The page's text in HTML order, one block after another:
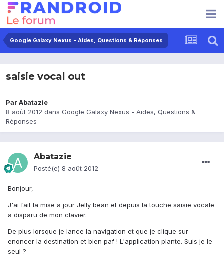
Google Galaxy Nexus - Aides, Questions & Réponses
saisie vocal out
ParAbatazie
8 août 2012 dans Google Galaxy Nexus - Aides, Questions &
Réponses
Abatazie
Posté(e) 8 août 2012
Bonjour,
J'ai fait la mise a jour Jelly bean et depuis la touche saisie vocale
a disparu de mon clavier.
De plus lorsque je lance la navigation et que je clique sur
enoncer la destination et bien paf ! L'application plante. Suis je le
seul ?